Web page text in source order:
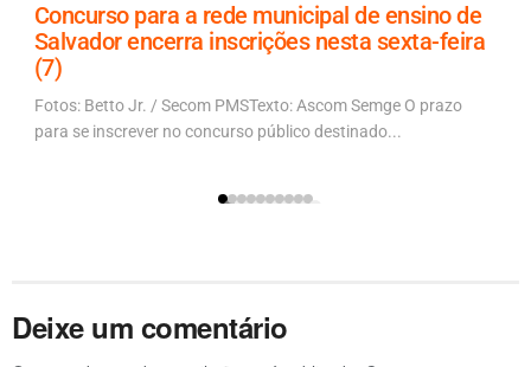
Concurso para a rede municipal de ensino de
Salvador encerra inscrições nesta sexta-feira
(7)
Fotos: Betto Jr. / Secom PMSTexto: Ascom Semge O prazo
para se inscrever no concurso público destinado...
Deixe um comentário